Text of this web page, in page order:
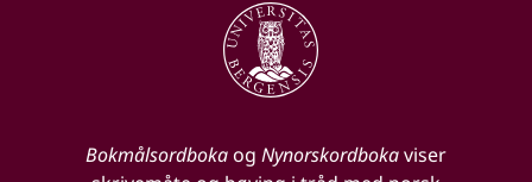
Bokmålsordbokaog Nynorskordbokaviser